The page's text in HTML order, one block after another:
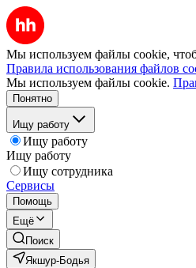
Мы используем файлы cookie,
Правила использования файлов
Мы используем файлы cookie.
Понятно
Ищу работу
Ищу работу
Ищу работу
Ищу сотрудника
Сервисы
Помощь
Ещё
Поиск
Якшур-Бодья